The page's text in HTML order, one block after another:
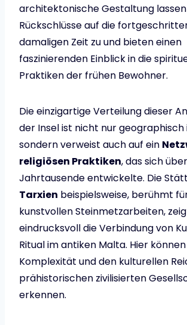
architektonische Gestaltung lassen
Rückschlüsse auf die
damaligen Zeit zu und bieten einen
faszinierenden Einblick in die
Praktiken der frühen Bewohner.
Die einzigartige Verteilung dieser
der Insel ist nicht nur
sondern verweist auch auf ein
religiösen Praktiken, das sich über
Jahrtausende entwickelte. Die
Tarxien beispielsweise, berühmt
kunstvollen Steinmetzarbeiten,
eindrucksvoll die Verbindung von
Ritual im antiken Malta. Hier
Komplexität und den kulturellen
prähistorischen zivilisierten
erkennen.